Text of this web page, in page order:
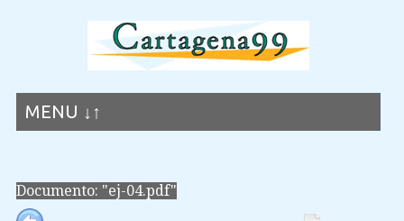
MENU ↓↑
Documento: "ej-04.pdf"